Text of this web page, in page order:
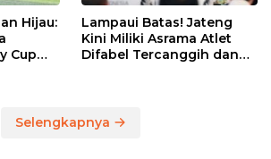
Hijau:
Cup
Lampaui Batas! Jateng
Kini Miliki Asrama Atlet
Difabel Tercanggih dan
Selengkapnya